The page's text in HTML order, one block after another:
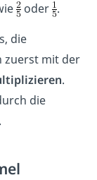
oder .
die
zuerst mit der
.
die